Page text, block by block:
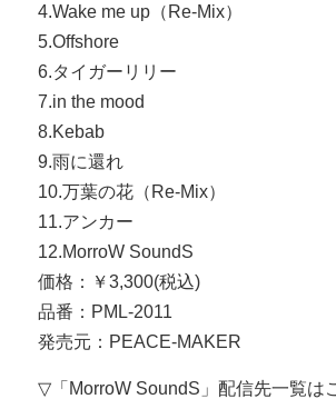
4.Wake me up（Re-Mix）
5.Offshore
6.タイガーリリー
7.in the mood
8.Kebab
9.雨に還れ
10.万葉の花（Re-Mix）
11.アンカー
12.MorroW SoundS
価格：￥3,300(税込)
品番：PML-2011
発売元：PEACE-MAKER
▽「MorroW SoundS」配信先一覧は